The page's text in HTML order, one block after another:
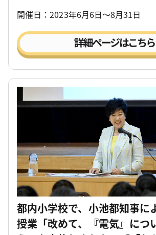
開催日：2023年6月6日～8月31日
都内小学校で、小池都知事に
授業「改めて、『電気』につ